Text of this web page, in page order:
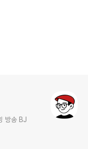
프로그래밍 방송 BJ